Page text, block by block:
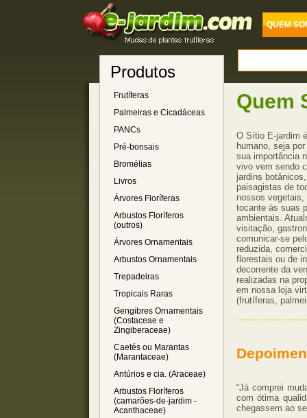
QUEM
Produtos
Frutíferas
Palmeiras e Cicadáceas
PANCs
Pré-bonsais
Bromélias
Livros
Árvores Floríferas
Arbustos Floríferos
(outros)
Árvores Ornamentais
Arbustos Ornamentais
Trepadeiras
Tropicais Raras
Gengibres Ornamentais
(Costaceae e
Zingiberaceae)
Caetés ou Marantas
(Marantaceae)
Antúrios e cia. (Araceae)
Arbustos Floríferos
(camarões-de-jardim -
Acanthaceae)
Quem
O Sítio E-jardim
humano, seja
sua importância
vivo vem sendo
jardins
paisagistas de
nossos vegetais,
tocante às suas
ambientais.
visitação,
comunicar-se
reduzida,
florestais ou de
decorrente da
realizadas na
em nossa loja
(frutíferas,
“Já comprei
com ótima
chegassem ao